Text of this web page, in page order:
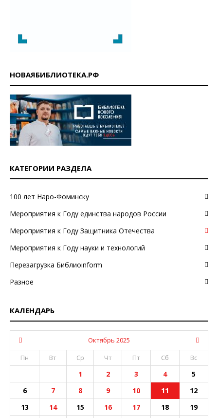
НОВАЯБИБЛИОТЕКА.РФ
КАТЕГОРИИ РАЗДЕЛА
100 лет Наро-Фоминску
Мероприятия к Году единства народов России
Мероприятия к Году Защитника Отечества
Мероприятия к Году науки и технологий
Перезагрузка Библиоinform
Разное
КАЛЕНДАРЬ
Октябрь 2025
Пн
Вт Ср Чт Пт Сб Вс
1 2 3 4
5
6
7 8 9 10 11
12
13
14 15 16 17 18
19